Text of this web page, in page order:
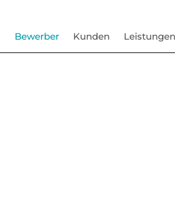
Bewerber Kunden Leistungen